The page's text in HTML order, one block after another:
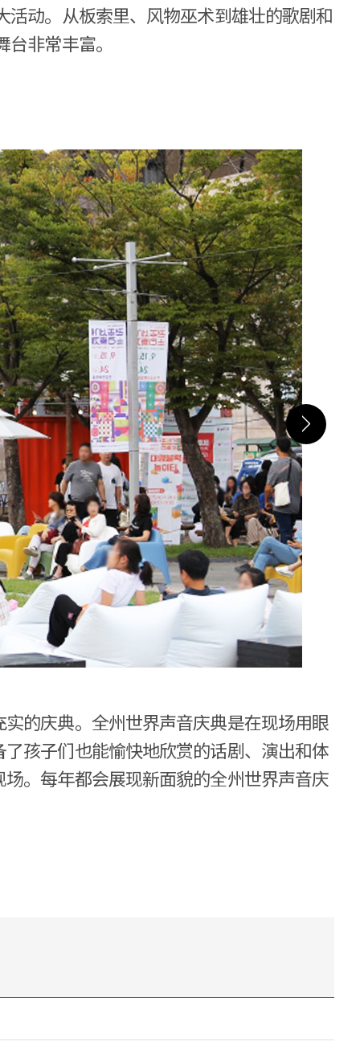
动。从板索里、风物巫术到雄壮的歌剧和
非常丰富。
的庆典。全州世界声音庆典是在现场用眼
孩子们也能愉快地欣赏的话剧、演出和体
。每年都会展现新面貌的全州世界声音庆